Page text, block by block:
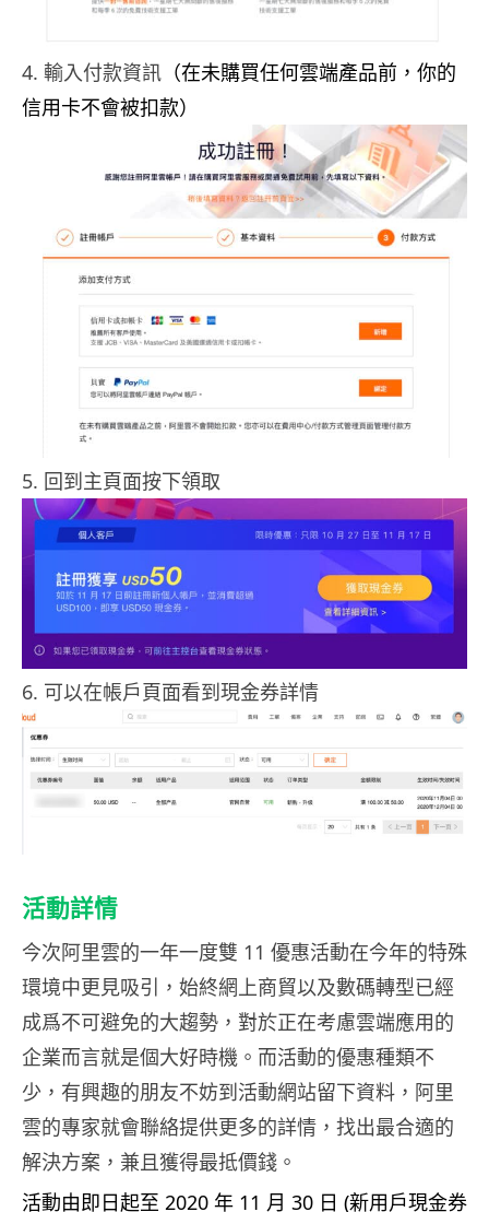
4. 輸入付款資訊 （在未購買任何雲端產品前，你的
信用卡不會被扣款）
5. 回到主頁面按下領取
6. 可以在帳戶頁面看到現金券詳情
活動詳情
今次阿里雲的一年一度雙 11 優惠活動在今年的特殊
環境中更見吸引，始終網上商貿以及數碼轉型已經
成爲不可避免的大趨勢，對於正在考慮雲端應用的
企業而言就是個大好時機。而活動的優惠種類不
少，有興趣的朋友不妨到活動網站留下資料，阿里
雲的專家就會聯絡提供更多的詳情，找出最合適的
解決方案，兼且獲得最抵價錢。
活動由即日起至 2020 年 11 月 30 日 (新用戶現金券